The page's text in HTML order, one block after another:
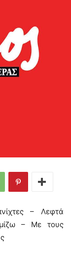
– Λεφτά
– Με τους